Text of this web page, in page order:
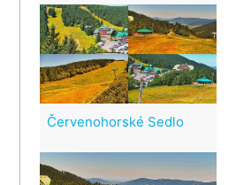
Červenohorské Sedlo